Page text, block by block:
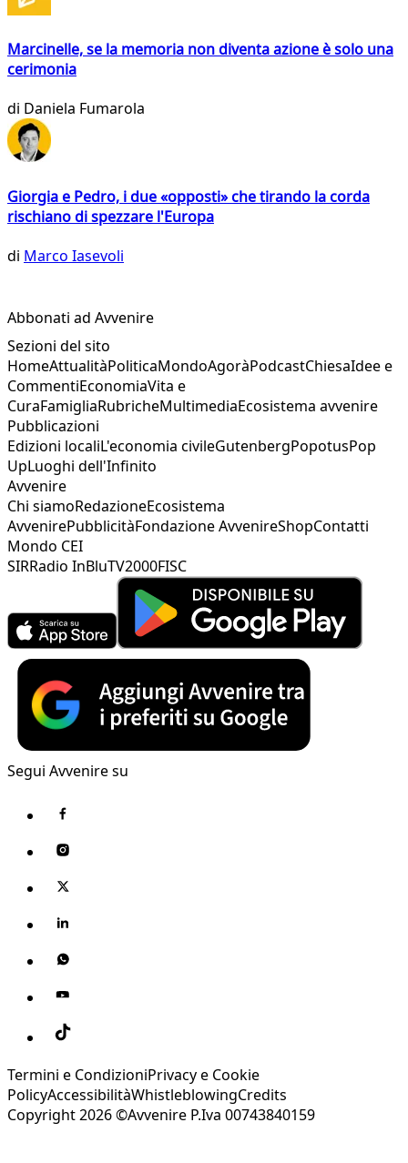
Marcinelle, se la memoria non diventa azione è solo una
cerimonia
di Daniela Fumarola
Giorgia e Pedro, i due «opposti» che tirando la corda
rischiano di spezzare l'Europa
di Marco Iasevoli
Abbonati ad Avvenire
Sezioni del sito
HomeAttualitàPoliticaMondoAgoràPodcastChiesaIdee e
CommentiEconomiaVita e
CuraFamigliaRubricheMultimediaEcosistema avvenire
Pubblicazioni
Edizioni localiL'economia civileGutenbergPopotusPop
UpLuoghi dell'Infinito
Avvenire
Chi siamoRedazioneEcosistema
AvvenirePubblicitàFondazione AvvenireShopContatti
Mondo CEI
SIRRadio InBluTV2000FISC
Segui Avvenire su
Termini e CondizioniPrivacy e Cookie
PolicyAccessibilitàWhistleblowingCredits
Copyright 2026 ©Avvenire P.Iva 00743840159